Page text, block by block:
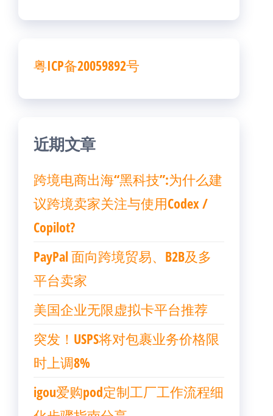
粤ICP备20059892号
近期文章
跨境电商出海“黑科技”:为什么建
议跨境卖家关注与使用Codex /
Copilot?
PayPal 面向跨境贸易、B2B及多
平台卖家
美国企业无限虚拟卡平台推荐
突发！USPS将对包裹业务价格限
时上调8%
igou爱购pod定制工厂工作流程细